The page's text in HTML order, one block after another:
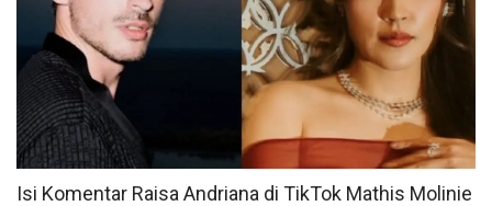
Isi Komentar Raisa Andriana di TikTok Mathis Molinie